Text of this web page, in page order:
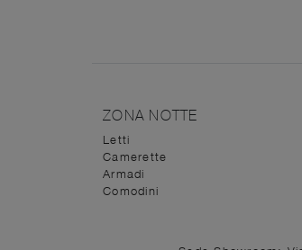
ZONA NOTTE
Letti
Camerette
Armadi
Comodini